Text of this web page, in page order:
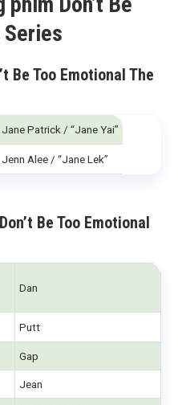
Series
Be Too Emotional The
Jane Patrick / “Jane Yai”
Jenn Alee / “Jane Lek”
Be Too Emotional
Dan
Putt
Gap
Jean